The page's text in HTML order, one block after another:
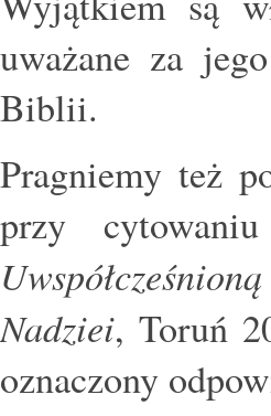
uważane za
Biblii.
Pragniemy też
przy
Nadziei, Toruń
oznaczony